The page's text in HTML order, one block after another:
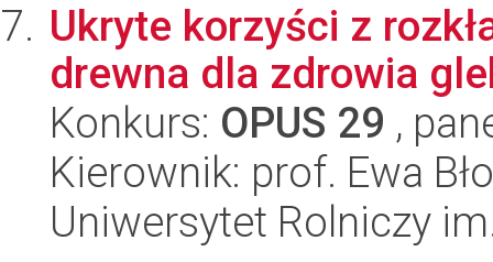
Ukryte korzyści z
drewna dla zdrowia
Konkurs: OPUS 29 ,
Kierownik: prof. Ewa
Uniwersytet Rolniczy